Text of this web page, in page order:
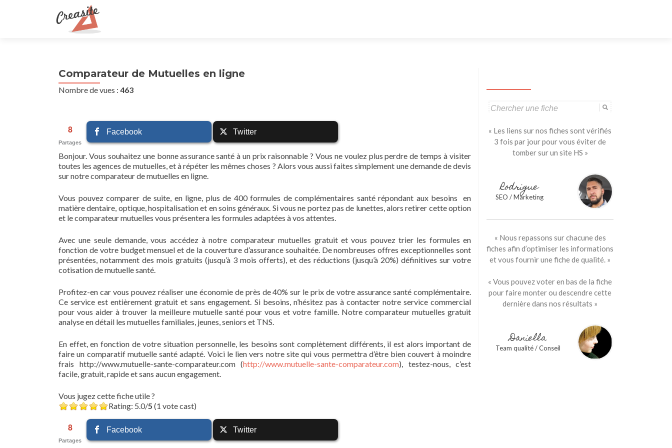
Comparateur de Mutuelles en ligne
Nombre de vues : 463
8
Partages
Facebook Twitter
Bonjour. Vous souhaitez une bonne assurance santé à un prix raisonnable ? Vous ne voulez plus perdre de temps à visiter
toutes les agences de mutuelles, et à répéter les mêmes choses ? Alors vous aussi faites simplement une demande de devis
sur notre comparateur de mutuelles en ligne.
Vous pouvez comparer de suite, en ligne, plus de 400 formules de complémentaires santé répondant aux besoins en
matière dentaire, optique, hospitalisation et en soins généraux. Si vous ne portez pas de lunettes, alors retirer cette option
et le comparateur mutuelles vous présentera les formules adaptées à vos attentes.
Avec une seule demande, vous accédez à notre comparateur mutuelles gratuit et vous pouvez trier les formules en
fonction de votre budget mensuel et de la couverture d’assurance souhaitée. De nombreuses offres exceptionnelles sont
présentées, notamment des mois gratuits (jusqu’à 3 mois offerts), et des réductions (jusqu’à 20%) définitives sur votre
cotisation de mutuelle santé.
Profitez-en car vous pouvez réaliser une économie de près de 40% sur le prix de votre assurance santé complémentaire.
Ce service est entièrement gratuit et sans engagement. Si besoins, n’hésitez pas à contacter notre service commercial
pour vous aider à trouver la meilleure mutuelle santé pour vous et votre famille. Notre comparateur mutuelles gratuit
analyse en détail les mutuelles familiales, jeunes, seniors et TNS.
En effet, en fonction de votre situation personnelle, les besoins sont complètement différents, il est alors important de
faire un comparatif mutuelle santé adapté. Voici le lien vers notre site qui vous permettra d’être bien couvert à moindre
frais http://www.mutuelle-sante-comparateur.com (http://www.mutuelle-sante-comparateur.com), testez-nous, c’est
facile, gratuit, rapide et sans aucun engagement.
Vous jugez cette fiche utile ?
Rating: 5.0/5 (1 vote cast)
8
Partages
Facebook Twitter
Search
« Les liens sur nos fiches sont vérifiés
3 fois par jour pour vous éviter de
tomber sur un site HS »
Rodrigue
SEO / Marketing
« Nous repassons sur chacune des
fiches afin d’optimiser les informations
et vous fournir une fiche de qualité. »
« Vous pouvez voter en bas de la fiche
pour faire monter ou descendre cette
dernière dans nos résultats »
Daniella
Team qualité / Conseil